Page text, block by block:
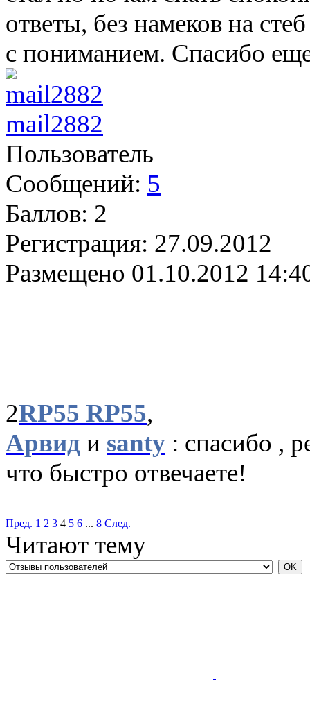
ответы, без намеков на
с пониманием. Спасибо
mail2882
Пользователь
Сообщений: 5
Баллов: 2
Регистрация: 27.09.2012
Размещено 01.10.2012
2RP55 RP55,
Арвид и santy : спасибо ,
что быстро отвечаете!
Пред. 1 2 3 4 5 6 ... 8 След.
Читают тему